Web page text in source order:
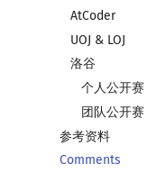
AtCoder
UOJ & LOJ
洛谷
个人公开赛
团队公开赛
参考资料
Comments